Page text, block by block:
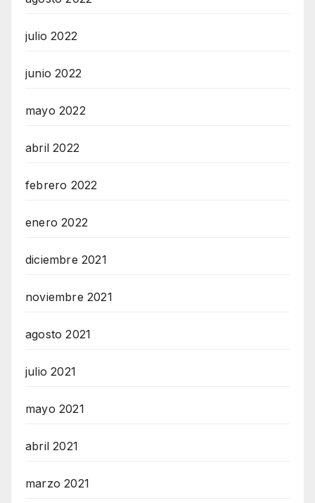
julio 2022
junio 2022
mayo 2022
abril 2022
febrero 2022
enero 2022
diciembre 2021
noviembre 2021
agosto 2021
julio 2021
mayo 2021
abril 2021
marzo 2021